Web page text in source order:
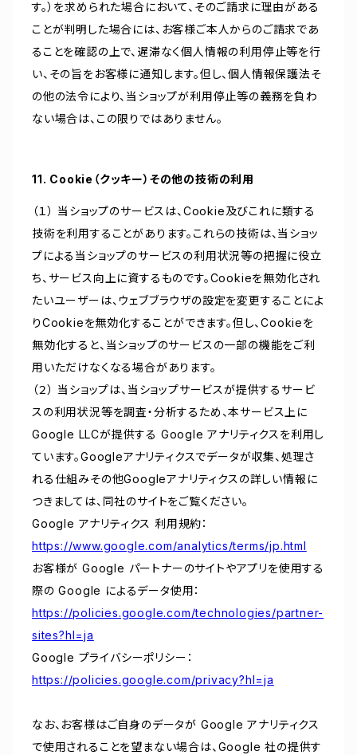
す。）を求められた場合において、そのご請求に理由がある
ことが判明した場合には、お客様ご本人からのご請求であ
ることを確認の上で、遅滞なく個人情報の利用停止等を行
い、その旨をお客様に通知します。但し、個人情報保護法そ
の他の法令により、当ショップが利用停止等の義務を負わ
ない場合は、この限りではありません。
11. Cookie（クッキー）その他の技術の利用
（１） 当ショップのサービスは、Cookie及びこれに類する
技術を利用することがあります。これらの技術は、当ショッ
プによる当ショップのサービスの利用状況等の把握に役立
ち、サービス向上に資するものです。Cookieを無効化され
たいユーザーは、ウェブブラウザの設定を変更することによ
りCookieを無効化することができます。但し、Cookieを
無効化すると、当ショップのサービスの一部の機能をご利
用いただけなくなる場合があります。
（２） 当ショップは、当ショップサービスが提供するサービ
スの利用状況等を調査・分析するため、本サービス上に
Google LLCが提供する Google アナリティクスを利用し
ています。Googleアナリティクスでデータが収集、処理さ
れる仕組みその他Googleアナリティクスの詳しい情報に
つきましては、同社のサイトをご覧ください。
Google アナリティクス 利用規約：
https://www.google.com/analytics/terms/jp.html
お客様が Google パートナーのサイトやアプリを使用する
際の Google によるデータ使用：
https://policies.google.com/technologies/partner-
sites?hl=ja
Google プライバシーポリシー：
https://policies.google.com/privacy?hl=ja
なお、お客様はご自身のデータが Google アナリティクス
で使用されることを望まない場合は、Google 社の提供す